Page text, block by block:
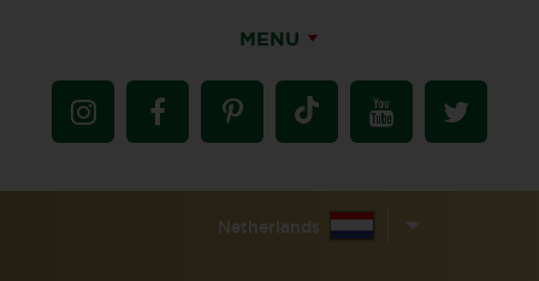
MENU
Netherlands